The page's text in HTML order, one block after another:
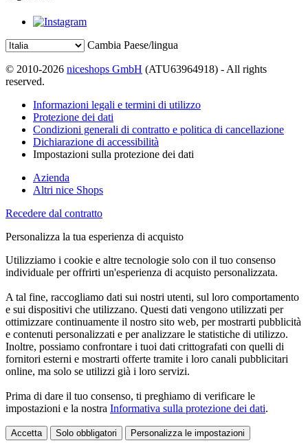
Cambia Paese/lingua
© 2010-2026 niceshops GmbH (ATU63964918) - All rights
reserved.
Informazioni legali e termini di utilizzo
Protezione dei dati
Condizioni generali di contratto e politica di cancellazione
Dichiarazione di accessibilità
Impostazioni sulla protezione dei dati
Azienda
Altri nice Shops
Recedere dal contratto
Personalizza la tua esperienza di acquisto
Utilizziamo i cookie e altre tecnologie solo con il tuo consenso
individuale per offrirti un'esperienza di acquisto personalizzata.
A tal fine, raccogliamo dati sui nostri utenti, sul loro comportamento
e sui dispositivi che utilizzano. Questi dati vengono utilizzati per
ottimizzare continuamente il nostro sito web, per mostrarti pubblicità
e contenuti personalizzati e per analizzare le statistiche di utilizzo.
Inoltre, possiamo confrontare i tuoi dati crittografati con quelli di
fornitori esterni e mostrarti offerte tramite i loro canali pubblicitari
online, ma solo se utilizzi già i loro servizi.
Prima di dare il tuo consenso, ti preghiamo di verificare le
impostazioni e la nostra Informativa sulla protezione dei dati.
Accetta Solo obbligatori Personalizza le impostazioni